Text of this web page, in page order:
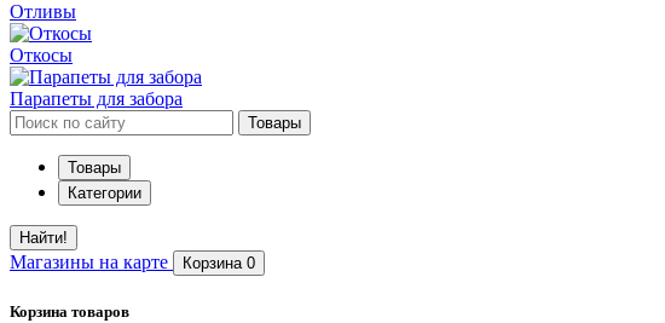
Отливы
Откосы
Парапеты для забора
Товары
Товары
Категории
Найти!
Магазины на карте Корзина 0
Корзина товаров